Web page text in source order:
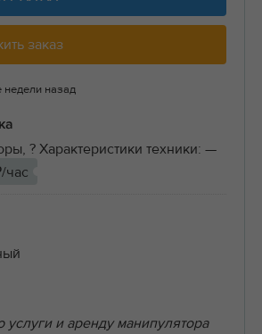
заказ
назад
? Характеристики техники: —
час
услуги и аренду манипулятора